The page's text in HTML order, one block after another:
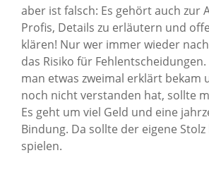
aber ist falsch: Es gehört auch zur
Profis, Details zu erläutern und
klären! Nur wer immer wieder
das Risiko für
man etwas zweimal erklärt bekam
noch nicht verstanden hat, sollte
Es geht um viel Geld und eine
Bindung. Da sollte der eigene Stolz
spielen.